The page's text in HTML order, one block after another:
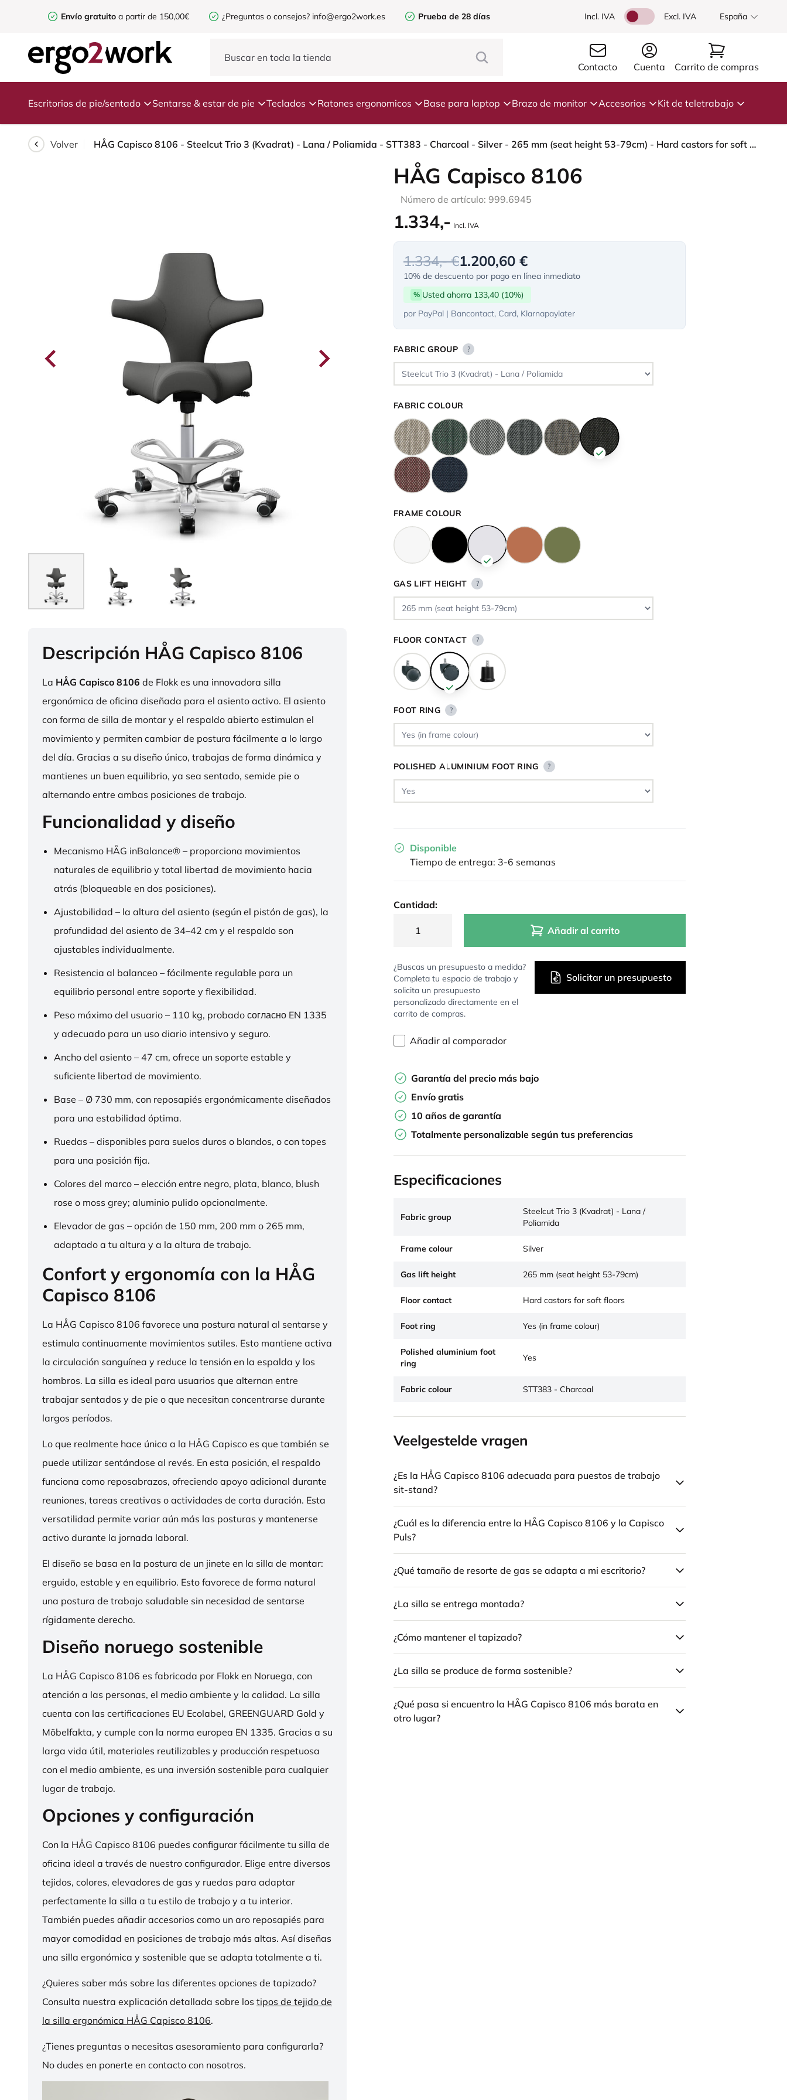
Envío gratuito a partir de 150,00€ ¿Preguntas o consejos? info@ergo2work.es Prueba de 28 días Incl. IVA Excl. IVA España
Contacto Cuenta Carrito de compras
Escritorios de pie/sentado Sentarse & estar de pie Teclados Ratones ergonomicos Base para laptop Brazo de monitor Accesorios Kit de teletrabajo
Volver HÅG Capisco 8106 - Steelcut Trio 3 (Kvadrat) - Lana / Poliamida - STT383 - Charcoal - Silver - 265 mm (seat height 53-79cm) - Hard castors for soft floors
Descripción HÅG Capisco 8106
La HÅG Capisco 8106 de Flokk es una innovadora silla
ergonómica de oficina diseñada para el asiento activo. El asiento
con forma de silla de montar y el respaldo abierto estimulan el
movimiento y permiten cambiar de postura fácilmente a lo largo
del día. Gracias a su diseño único, trabajas de forma dinámica y
mantienes un buen equilibrio, ya sea sentado, semide pie o
alternando entre ambas posiciones de trabajo.
Funcionalidad y diseño
Mecanismo HÅG inBalance® – proporciona movimientos
naturales de equilibrio y total libertad de movimiento hacia
atrás (bloqueable en dos posiciones).
Ajustabilidad – la altura del asiento (según el pistón de gas), la
profundidad del asiento de 34–42 cm y el respaldo son
ajustables individualmente.
Resistencia al balanceo – fácilmente regulable para un
equilibrio personal entre soporte y flexibilidad.
Peso máximo del usuario – 110 kg, probado согласно EN 1335
y adecuado para un uso diario intensivo y seguro.
Ancho del asiento – 47 cm, ofrece un soporte estable y
suficiente libertad de movimiento.
Base – Ø 730 mm, con reposapiés ergonómicamente diseñados
para una estabilidad óptima.
Ruedas – disponibles para suelos duros o blandos, o con topes
para una posición fija.
Colores del marco – elección entre negro, plata, blanco, blush
rose o moss grey; aluminio pulido opcionalmente.
Elevador de gas – opción de 150 mm, 200 mm o 265 mm,
adaptado a tu altura y a la altura de trabajo.
Confort y ergonomía con la HÅG
Capisco 8106
La HÅG Capisco 8106 favorece una postura natural al sentarse y
estimula continuamente movimientos sutiles. Esto mantiene activa
la circulación sanguínea y reduce la tensión en la espalda y los
hombros. La silla es ideal para usuarios que alternan entre
trabajar sentados y de pie o que necesitan concentrarse durante
largos períodos.
Lo que realmente hace única a la HÅG Capisco es que también se
puede utilizar sentándose al revés. En esta posición, el respaldo
funciona como reposabrazos, ofreciendo apoyo adicional durante
reuniones, tareas creativas o actividades de corta duración. Esta
versatilidad permite variar aún más las posturas y mantenerse
activo durante la jornada laboral.
El diseño se basa en la postura de un jinete en la silla de montar:
erguido, estable y en equilibrio. Esto favorece de forma natural
una postura de trabajo saludable sin necesidad de sentarse
rígidamente derecho.
Diseño noruego sostenible
La HÅG Capisco 8106 es fabricada por Flokk en Noruega, con
atención a las personas, el medio ambiente y la calidad. La silla
cuenta con las certificaciones EU Ecolabel, GREENGUARD Gold y
Möbelfakta, y cumple con la norma europea EN 1335. Gracias a su
larga vida útil, materiales reutilizables y producción respetuosa
con el medio ambiente, es una inversión sostenible para cualquier
lugar de trabajo.
Opciones y configuración
Con la HÅG Capisco 8106 puedes configurar fácilmente tu silla de
oficina ideal a través de nuestro configurador. Elige entre diversos
tejidos, colores, elevadores de gas y ruedas para adaptar
perfectamente la silla a tu estilo de trabajo y a tu interior.
También puedes añadir accesorios como un aro reposapiés para
mayor comodidad en posiciones de trabajo más altas. Así diseñas
una silla ergonómica y sostenible que se adapta totalmente a ti.
¿Quieres saber más sobre las diferentes opciones de tapizado?
Consulta nuestra explicación detallada sobre los tipos de tejido de
la silla ergonómica HÅG Capisco 8106.
¿Tienes preguntas o necesitas asesoramiento para configurarla?
No dudes en ponerte en contacto con nosotros.
HÅG Capisco 8106
Número de artículo: 999.6945
1.334,- Incl. IVA
1.334,- €1.200,60 €
10% de descuento por pago en línea inmediato
% Usted ahorra 133,40 (10%)
por PayPal | Bancontact, Card, Klarnapaylater
FABRIC GROUP ?
FABRIC COLOUR
FRAME COLOUR
GAS LIFT HEIGHT ?
FLOOR CONTACT ?
FOOT RING ?
POLISHED ALUMINIUM FOOT RING ?
Disponible
Tiempo de entrega: 3-6 semanas
Cantidad:
Añadir al carrito
¿Buscas un presupuesto a medida?
Completa tu espacio de trabajo y
solicita un presupuesto
personalizado directamente en el
carrito de compras.
Solicitar un presupuesto
Añadir al comparador
Garantía del precio más bajo
Envío gratis
10 años de garantía
Totalmente personalizable según tus preferencias
Especificaciones
Fabric group
Steelcut Trio 3 (Kvadrat) - Lana /
Poliamida
Frame colour Silver
Gas lift height 265 mm (seat height 53-79cm)
Floor contact Hard castors for soft floors
Foot ring Yes (in frame colour)
Polished aluminium foot
ring
Yes
Fabric colour STT383 - Charcoal
Veelgestelde vragen
¿Es la HÅG Capisco 8106 adecuada para puestos de trabajo
sit-stand?
¿Cuál es la diferencia entre la HÅG Capisco 8106 y la Capisco
Puls?
¿Qué tamaño de resorte de gas se adapta a mi escritorio?
¿La silla se entrega montada?
¿Cómo mantener el tapizado?
¿La silla se produce de forma sostenible?
¿Qué pasa si encuentro la HÅG Capisco 8106 más barata en
otro lugar?